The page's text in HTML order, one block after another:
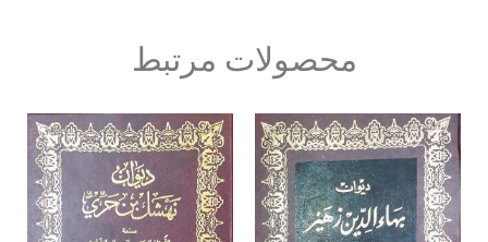
محصولات مرتبط